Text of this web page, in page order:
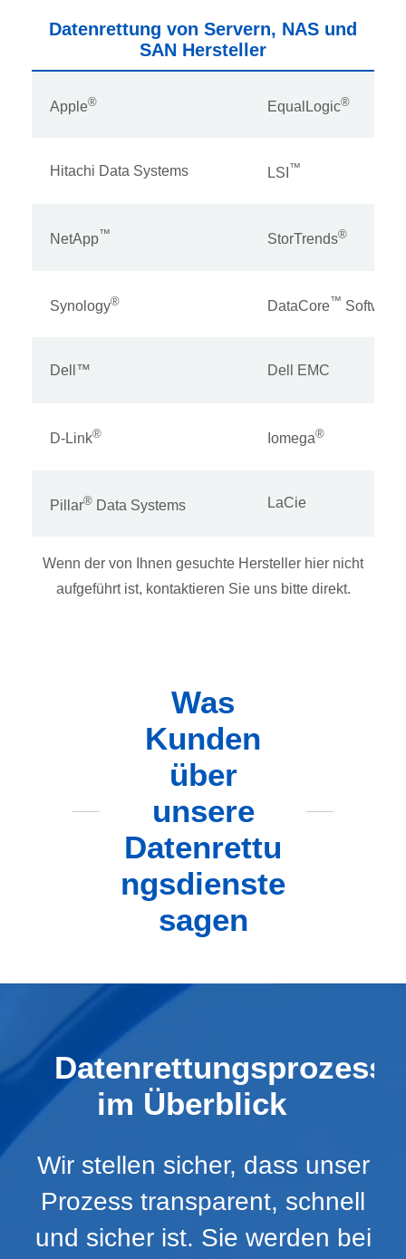
Datenrettung von Servern, NAS und
SAN Hersteller
Apple® EqualLogic®
Hitachi Data Systems LSI ™
NetApp™ StorTrends®
Synology® DataCore™ Software
Dell™ Dell EMC
D-Link® Iomega®
Pillar® Data Systems LaCie
Wenn der von Ihnen gesuchte Hersteller hier nicht
aufgeführt ist, kontaktieren Sie uns bitte direkt.
Was
Kunden
über
unsere
Datenrettu
ngsdienste
sagen
Datenrettungsprozess
im Überblick
Wir stellen sicher, dass unser
Prozess transparent, schnell
und sicher ist. Sie werden bei